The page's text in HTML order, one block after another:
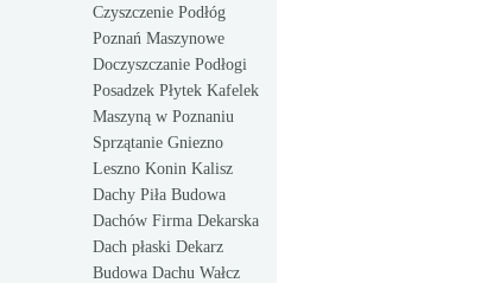
Czyszczenie Podłóg
Poznań Maszynowe
Doczyszczanie Podłogi
Posadzek Płytek Kafelek
Maszyną w Poznaniu
Sprzątanie Gniezno
Leszno Konin Kalisz
Dachy Piła Budowa
Dachów Firma Dekarska
Dach płaski Dekarz
Budowa Dachu Wałcz